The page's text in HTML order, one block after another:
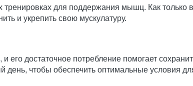
для поддержания мышц. Как только
и укрепить свою мускулатуру.
достаточное потребление помогает
день, чтобы обеспечить оптимальные условия